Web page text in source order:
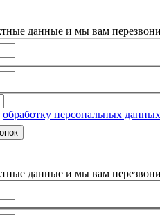
данные и мы вам
обработку персональных данных
данные и мы вам